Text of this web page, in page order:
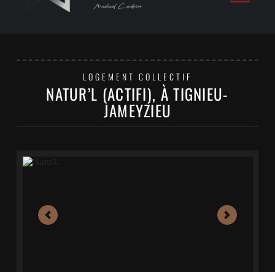
LOGEMENT COLLECTIF
NATUR’L (ACTIFI), À TIGNIEU-
JAMEYZIEU